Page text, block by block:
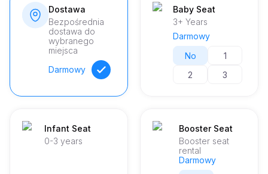
Dostawa
Bezpośrednia
dostawa do
wybranego
miejsca
Darmowy
Baby Seat
3+ Years
Darmowy
No
1
2
3
Infant Seat
0-3 years
Booster Seat
Booster seat
rental
Darmowy